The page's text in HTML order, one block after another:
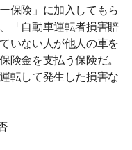
保険」に加入してもら
「自動車運転者損害賠
いない人が他人の車を
険金を支払う保険だ。
転して発生した損害な